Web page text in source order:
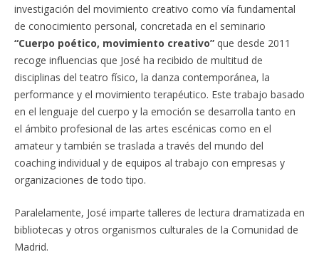
investigación del movimiento creativo como vía fundamental
de conocimiento personal, concretada en el seminario
“Cuerpo poético, movimiento creativo”que desde 2011
recoge influencias que José ha recibido de multitud de
disciplinas del teatro físico, la danza contemporánea, la
performance y el movimiento terapéutico. Este trabajo basado
en el lenguaje del cuerpo y la emoción se desarrolla tanto en
el ámbito profesional de las artes escénicas como en el
amateur y también se traslada a través del mundo del
coaching individual y de equipos al trabajo con empresas y
organizaciones de todo tipo.
Paralelamente, José imparte talleres de lectura dramatizada en
bibliotecas y otros organismos culturales de la Comunidad de
Madrid.